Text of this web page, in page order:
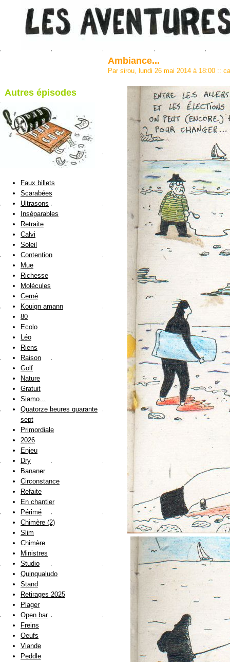
blog de Sirou
Ambiance...
Par sirou, lundi 26 mai 2014 à 18:00 ::
Autres épisodes
Faux billets
Scarabées
Ultrasons
Inséparables
Retraite
Calvi
Soleil
Contention
Mue
Richesse
Molécules
Cerné
Kouign amann
80
Ecolo
Léo
Riens
Raison
Golf
Nature
Gratuit
Siamo...
Quatorze heures quarante
sept
Primordiale
2026
Enjeu
Dry
Bananer
Circonstance
Refaite
En chantier
Périmé
Chimère (2)
Slim
Chimère
Ministres
Studio
Quinqualudo
Stand
Retirages 2025
Plager
Open bar
Freins
Oeufs
Viande
Peddle